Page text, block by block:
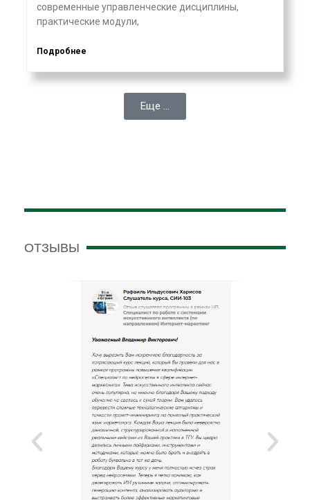
современные управленческие дисциплины,
практические модули,
Подробнее
Еще ...
ОТЗЫВЫ